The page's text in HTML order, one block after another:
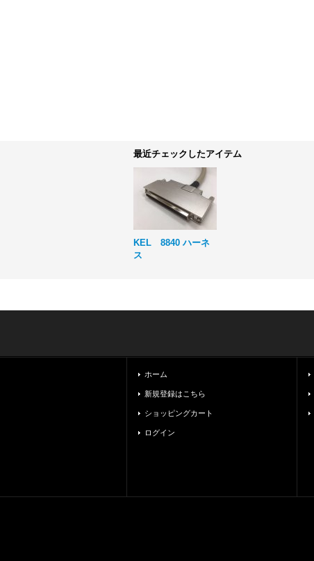
最近チェックしたアイテム
KEL 8840 ハーネ
ス
ホーム
新規登録はこちら
ショッピングカート
ログイン